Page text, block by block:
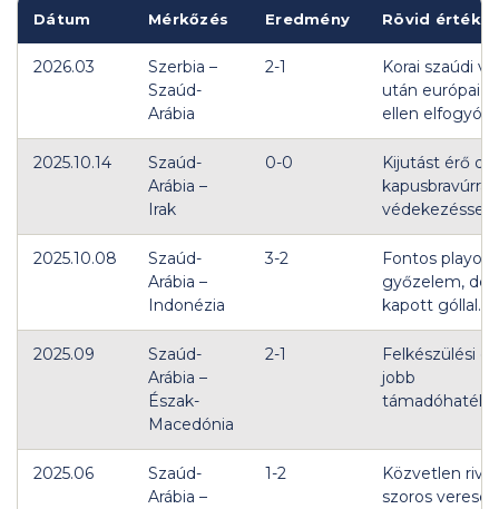
Dátum Mérkőzés Eredmény Rövid
2026.03
Szerbia –
Szaúd-
Arábia
2-1
Korai szaúdi
után európai
ellen elfogyó
2025.10.14
Szaúd-
Arábia –
Irak
0-0
Kijutást érő
kapusbravúrral
védekezéssel.
2025.10.08
Szaúd-
Arábia –
Indonézia
3-2
Fontos playoff-
győzelem, de
kapott góllal.
2025.09
Szaúd-
Arábia –
Észak-
Macedónia
2-1
Felkészülési
jobb
2025.06
Szaúd-
Arábia –
1-2
Közvetlen
szoros